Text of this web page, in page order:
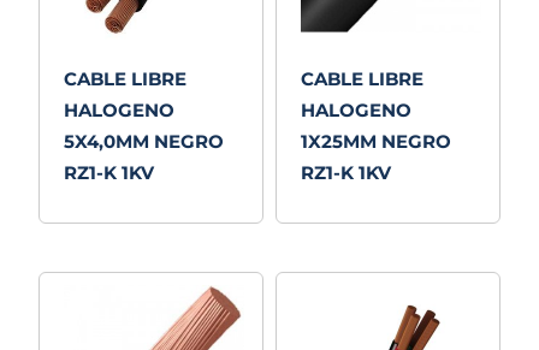
CABLE LIBRE
HALOGENO
5X4,0MM NEGRO
RZ1-K 1KV
CABLE LIBRE
HALOGENO
1X25MM NEGRO
RZ1-K 1KV